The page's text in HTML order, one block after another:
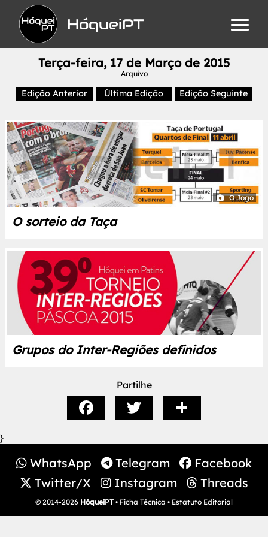
HóqueiPT
Terça-feira, 17 de Março de 2015
Arquivo
Edição Anterior Última Edição Edição Seguinte
O Jogo
O sorteio da Taça
Grupos do Inter-Regiões definidos
Partilhe
}
WhatsApp Telegram
Facebook
Twitter/X
Instagram Threads
© 2014-2026 HóqueiPT • Ficha Técnica • Estatuto Editorial